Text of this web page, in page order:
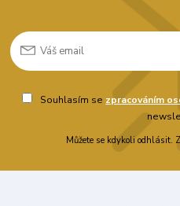
Souhlasím se zpracováním
Můžete se kdykoli odhlásit.